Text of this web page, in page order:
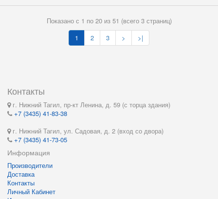
Показано с 1 по 20 из 51 (всего 3 страниц)
1
2 3 > >|
Контакты
г. Нижний Тагил, пр-кт Ленина, д. 59 (с торца здания)
+7 (3435) 41-83-38
г. Нижний Тагил, ул. Садовая, д. 2 (вход со двора)
+7 (3435) 41-73-05
Информация
Производители
Доставка
Контакты
Личный Кабинет